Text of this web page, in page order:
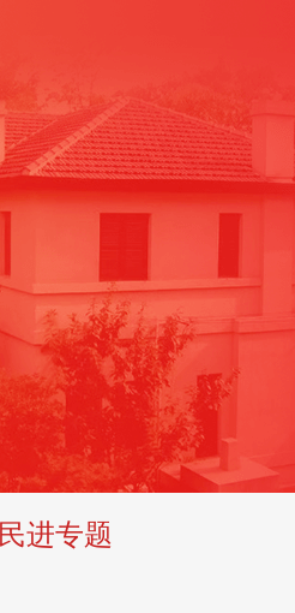
民进专题